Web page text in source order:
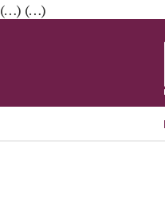
(…) (…)